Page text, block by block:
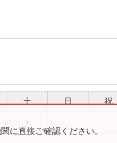
土 日 祝
に直接ご確認ください。